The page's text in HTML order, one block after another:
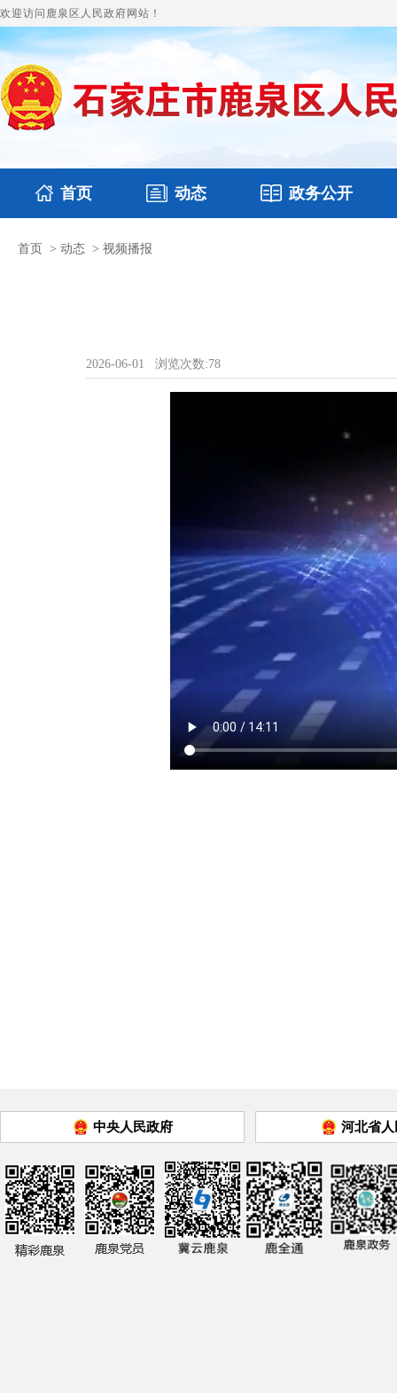
欢迎访问鹿泉区人民政府网站！
首页 动态
国务要闻
政务公开
本区文件
首页 > 动态 > 视频播报
2026-06-01 浏览次数:78